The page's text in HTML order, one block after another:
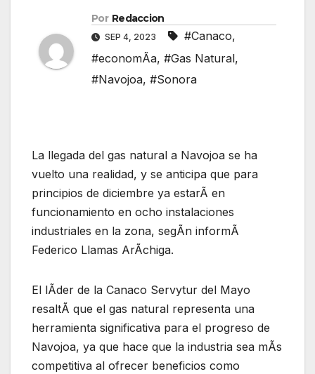
Por Redaccion
SEP 4, 2023 #Canaco,
#economÃa, #Gas Natural,
#Navojoa, #Sonora
La llegada del gas natural a Navojoa se ha
vuelto una realidad, y se anticipa que para
principios de diciembre ya estarÃ en
funcionamiento en ocho instalaciones
industriales en la zona, segÃn informÃ
Federico Llamas ArÃchiga.
El lÃder de la Canaco Servytur del Mayo
resaltÃ que el gas natural representa una
herramienta significativa para el progreso de
Navojoa, ya que hace que la industria sea mÃs
competitiva al ofrecer beneficios como